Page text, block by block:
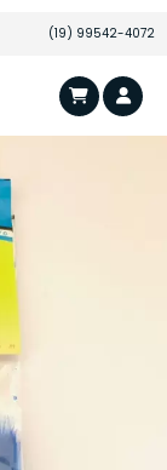
(19) 99542-4072